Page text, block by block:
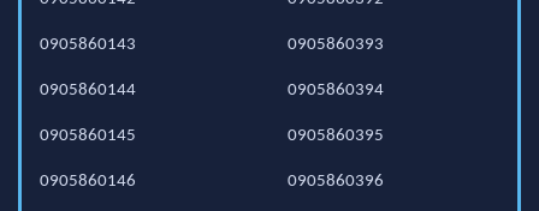
0905860143
0905860144
0905860145
0905860146
0905860393
0905860394
0905860395
0905860396